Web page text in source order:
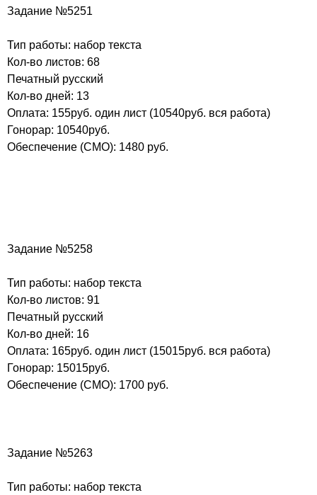
Задание №5251
Тип работы: набор текста
Кол-во листов: 68
Печатный русский
Кол-во дней: 13
Оплата: 155руб. один лист (10540руб. вся работа)
Гонорар: 10540руб.
Обеспечение (СМО): 1480 руб.
Задание №5258
Тип работы: набор текста
Кол-во листов: 91
Печатный русский
Кол-во дней: 16
Оплата: 165руб. один лист (15015руб. вся работа)
Гонорар: 15015руб.
Обеспечение (СМО): 1700 руб.
Задание №5263
Тип работы: набор текста